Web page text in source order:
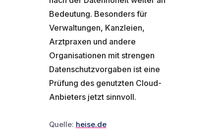
Bedeutung. Besonders für
Verwaltungen, Kanzleien,
Arztpraxen und andere
Organisationen mit strengen
Datenschutzvorgaben ist eine
Prüfung des genutzten Cloud-
Anbieters jetzt sinnvoll.
Quelle: heise.de